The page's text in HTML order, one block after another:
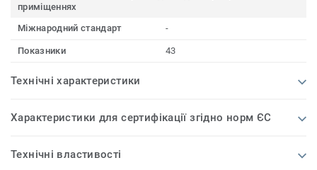
приміщеннях
Міжнародний стандарт
-
Показники 43
Технічні характеристики
Характеристики для сертифікації згідно норм ЄС
Технічні властивості